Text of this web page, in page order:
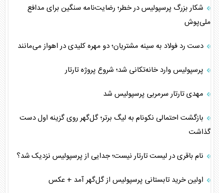
شکار بزرگ پرسپولیس در خطر؛ رضایت‌نامه سنگین برای مدافع
ملی‌پوش
دست رد فولاد به سینه مشتریان؛ دو مهره کلیدی در اهواز می‌مانند
پرسپولیس وارد خانه‌تکانی شد؛ شروع پروژه تارتار
مهدی تارتار سرمربی پرسپولیس شد
بازگشت احتمالی نکونام به لیگ برتر؛ گل‌گهر روی گزینه اول دست
گذاشت
نام باقری در لیست تارتار نیست؛ جدایی از پرسپولیس نزدیک شد؟
اولین خرید تابستانی پرسپولیس از گل‌گهر آمد + عکس